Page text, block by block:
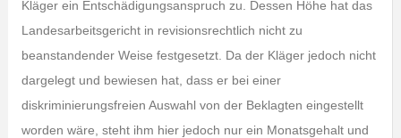
Kläger ein Entschädigungsanspruch zu. Dessen Höhe hat das
Landesarbeitsgericht in revisionsrechtlich nicht zu
beanstandender Weise festgesetzt. Da der Kläger jedoch nicht
dargelegt und bewiesen hat, dass er bei einer
diskriminierungsfreien Auswahl von der Beklagten eingestellt
worden wäre, steht ihm hier jedoch nur ein Monatsgehalt und